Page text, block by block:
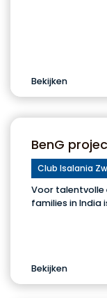
Bekijken
BenG
Club Isalania
Voor talentvolle
families in India
Bekijken